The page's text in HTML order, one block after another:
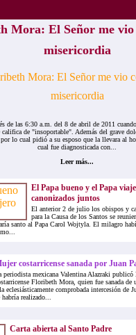
Mora: El Señor me
misericordia
de las 6:30 a.m. del 8 de abril de 2011
califica de "insoportable". Además del grave
lo cual pidió a su esposo que la llevara al
cual fue diagnosticada con...
Leer más...
El Papa bueno y el Papa
canonizados juntos
El anterior 2 de julio los obispos y
para la Causa de los Santos se
santo al Papa Carol Wojtyla. El milagro
costarricense sanada por Juan
periodista mexicana Valentina Alazraki publicó
Floribeth Mora, quien fue sanada de
eclesiásticamente comprobada intercesión de
habría realizado...
Carta abierta al Santo Padre